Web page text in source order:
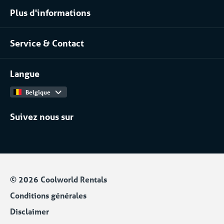
en énergie, accédez directement à des solutions de
contrôle de la température hautement efficaces
Pharma
Chimique
Installateurs / Maintenanciers
Plus d'informations
À propos de nous
Notre équipe
Travailler chez
Catalogue Produits
Service & Contact
Contact
Langue
Belgique
Suivez nous sur
© 2026 Coolworld Rentals
Conditions générales
Disclaimer